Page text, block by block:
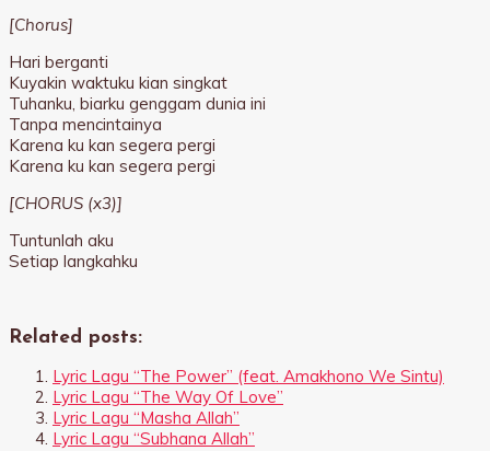
[Chorus]
Hari berganti
Kuyakin waktuku kian singkat
Tuhanku, biarku genggam dunia ini
Tanpa mencintainya
Karena ku kan segera pergi
Karena ku kan segera pergi
[CHORUS (x3)]
Tuntunlah aku
Setiap langkahku
Related posts:
Lyric Lagu “The Power” (feat. Amakhono We Sintu)
Lyric Lagu “The Way Of Love”
Lyric Lagu “Masha Allah”
Lyric Lagu “Subhana Allah”